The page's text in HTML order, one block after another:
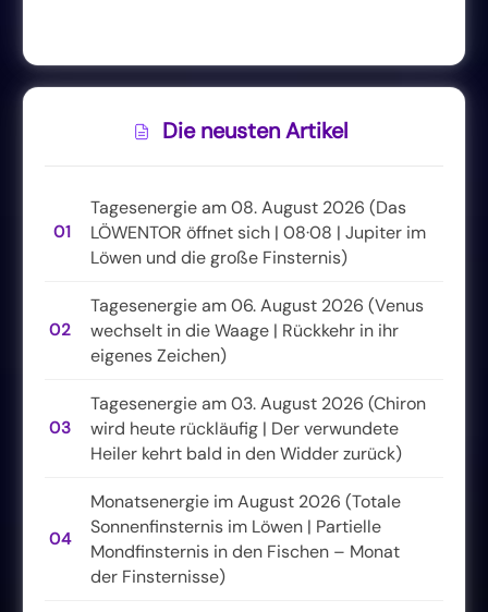
Die neusten Artikel
01
Tagesenergie am 08. August 2026 (Das
LÖWENTOR öffnet sich | 08·08 | Jupiter im
Löwen und die große Finsternis)
02
Tagesenergie am 06. August 2026 (Venus
wechselt in die Waage | Rückkehr in ihr
eigenes Zeichen)
03
Tagesenergie am 03. August 2026 (Chiron
wird heute rückläufig | Der verwundete
Heiler kehrt bald in den Widder zurück)
04
Monatsenergie im August 2026 (Totale
Sonnenfinsternis im Löwen | Partielle
Mondfinsternis in den Fischen – Monat
der Finsternisse)